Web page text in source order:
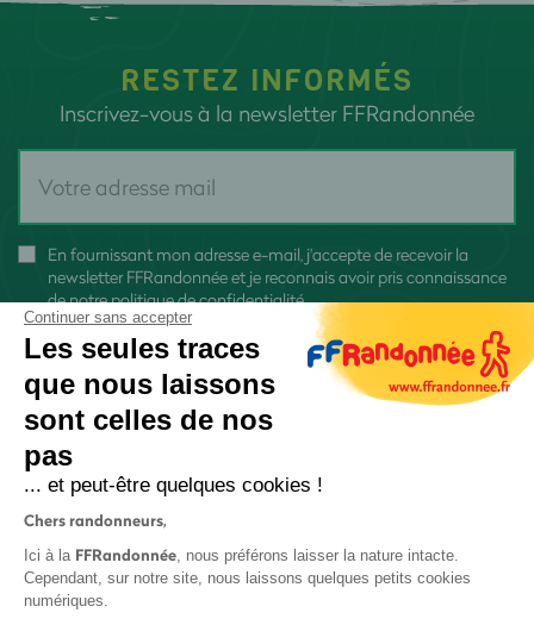
RESTEZ INFORMÉS
Inscrivez-vous à la newsletter FFRandonnée
En fournissant mon adresse e-mail, j'accepte de recevoir la
newsletter FFRandonnée et je reconnais avoir pris connaissance
denotre politique de confidentialité
Continuer sans accepter
Les seules traces
que nous laissons
sont celles de nos
pas
... et peut-être quelques cookies !
Chers randonneurs,
Ici à la FFRandonnée, nous préférons laisser la nature intacte.
Cependant, sur notre site, nous laissons quelques petits cookies
numériques.